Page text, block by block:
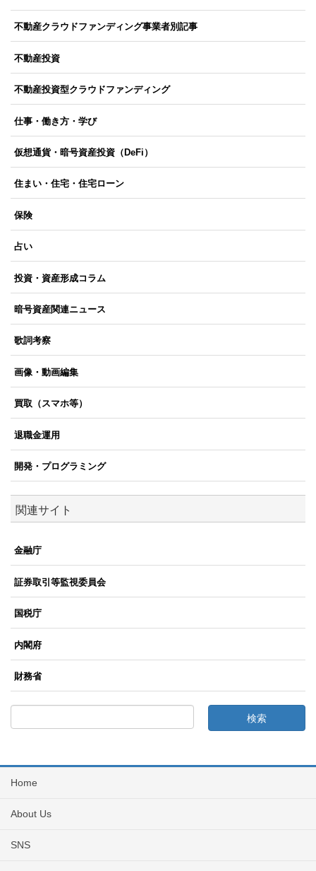
不動産クラウドファンディング事業者別記事
不動産投資
不動産投資型クラウドファンディング
仕事・働き方・学び
仮想通貨・暗号資産投資（DeFi）
住まい・住宅・住宅ローン
保険
占い
投資・資産形成コラム
暗号資産関連ニュース
歌詞考察
画像・動画編集
買取（スマホ等）
退職金運用
開発・プログラミング
関連サイト
金融庁
証券取引等監視委員会
国税庁
内閣府
財務省
Home
About Us
SNS